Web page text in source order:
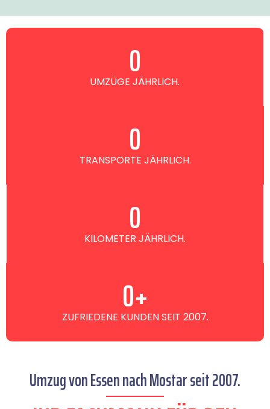
UMZÜGE JÄHRLICH.
0
TRANSPORTE JÄHRLICH.
0
KILOMETER JÄHRLICH.
0
ZUFRIEDENE KUNDEN SEIT 2007.
0+
Umzug von Essen nach Mostar seit 2007.